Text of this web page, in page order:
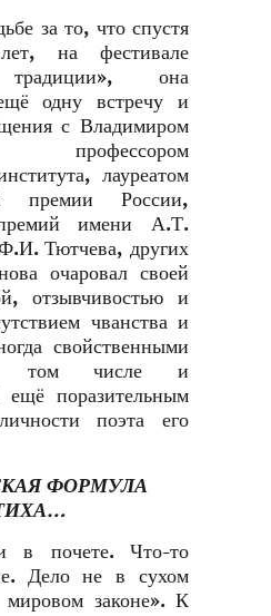
за то, что спустя
на фестивале
традиции», она
одну встречу и
с Владимиром
профессором
лауреатом
премии России,
имени А.Т.
Тютчева, других
очаровал своей
отзывчивостью и
чванства и
свойственными
в том числе и
поразительным
поэта его
ФОРМУЛА
в почете. Что-то
Дело не в сухом
мировом законе». К